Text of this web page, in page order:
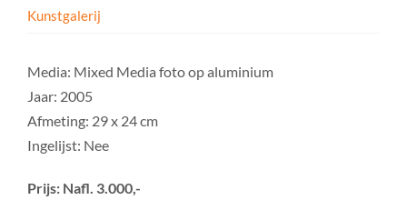
Kunstgalerij
Media: Mixed Media foto op aluminium
Jaar: 2005
Afmeting: 29 x 24 cm
Ingelijst: Nee
Prijs: Nafl. 3.000,-